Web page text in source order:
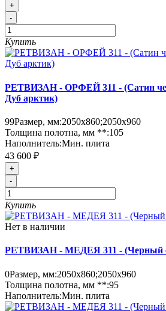
+
-
Купить
РЕТВИЗАН - ОРФЕЙ 311 - (Сатин
Дуб арктик)
99Размер, мм:2050х860;2050х960
Толщина полотна, мм **:105
Наполнитель:Мин. плита
43 600 ₽
+
-
Купить
Нет в наличии
РЕТВИЗАН - МЕДЕЯ 311 - (Черный
0Размер, мм:2050х860;2050х960
Толщина полотна, мм **:95
Наполнитель:Мин. плита